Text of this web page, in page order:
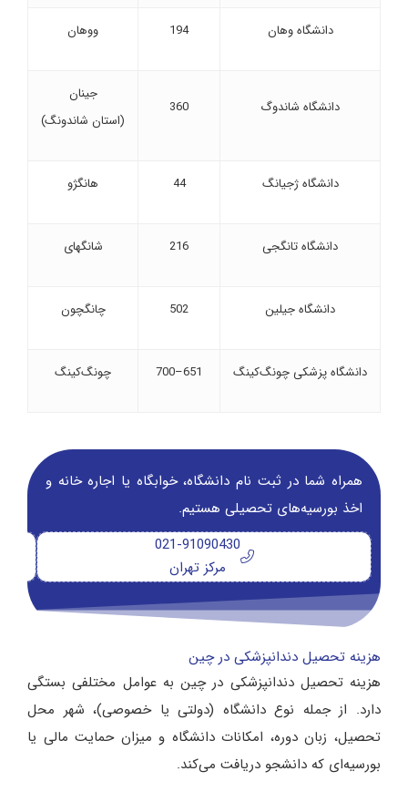
دانشگاه وهان 194 ووهان
دانشگاه شاندوگ 360
جینان
(استان شاندونگ)
دانشگاه ژجیانگ 44 هانگژو
دانشگاه تانگجی 216 شانگهای
دانشگاه جیلین 502 چانگچون
دانشگاه پزشکی چونگ‌کینگ 651–700 چونگ‌کینگ
همراه شما در ثبت نام دانشگاه‌، خوابگاه یا اجاره خانه و
اخذ بورسیه‌های تحصیلی هستیم.
021-91090430
مرکز تهران
هزینه تحصیل دندانپزشکی در چین
هزینه تحصیل دندانپزشکی در چین به عوامل مختلفی بستگی
دارد. از جمله نوع دانشگاه (دولتی یا خصوصی)، شهر محل
تحصیل، زبان دوره، امکانات دانشگاه و میزان حمایت مالی یا
بورسیه‌ای که دانشجو دریافت می‌کند.